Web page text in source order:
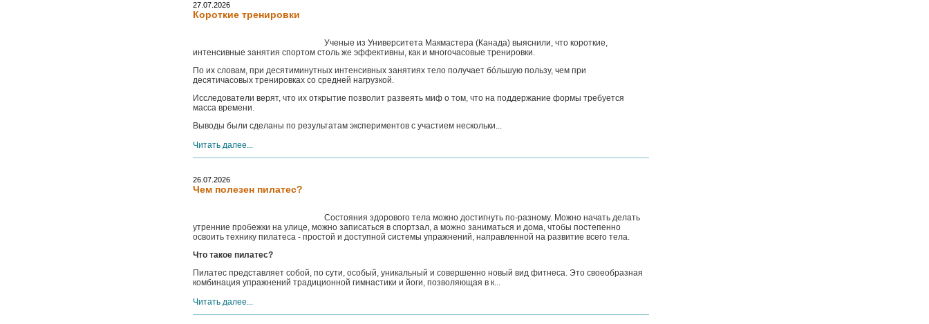
27.07.2026
Короткие тренировки
Ученые из Университета Макмастера (Канада) выяснили, что короткие,
интенсивные занятия спортом столь же эффективны, как и многочасовые тренировки.
По их словам, при десятиминутных интенсивных занятиях тело получает бóльшую пользу, чем при
десятичасовых тренировках со средней нагрузкой.
Исследователи верят, что их открытие позволит развеять миф о том, что на поддержание формы требуется
масса времени.
Выводы были сделаны по результатам экспериментов с участием нескольки...
Читать далее...
26.07.2026
Чем полезен пилатес?
Состояния здорового тела можно достигнуть по-разному. Можно начать делать
утренние пробежки на улице, можно записаться в спортзал, а можно заниматься и дома, чтобы постепенно
освоить технику пилатеса - простой и доступной системы упражнений, направленной на развитие всего тела.
Что такое пилатес?
Пилатес представляет собой, по сути, особый, уникальный и совершенно новый вид фитнеса. Это своеобразная
комбинация упражнений традиционной гимнастики и йоги, позволяющая в к...
Читать далее...